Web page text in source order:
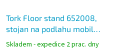
Tork Floor stand 652008,
stojan na podlahu mobilní,
červená/černá, W1
Skladem - expedice 2 prac. dny